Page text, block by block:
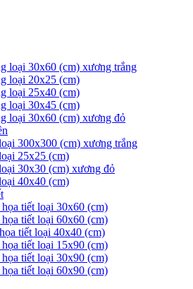
loại 30x60 (cm) xương trắng
loại 20x25 (cm)
loại 25x40 (cm)
loại 30x45 (cm)
loại 30x60 (cm) xương đỏ
300x300 (cm) xương trắng
25x25 (cm)
30x30 (cm) xương đỏ
40x40 (cm)
tiết loại 30x60 (cm)
tiết loại 60x60 (cm)
tiết loại 40x40 (cm)
tiết loại 15x90 (cm)
tiết loại 30x90 (cm)
tiết loại 60x90 (cm)